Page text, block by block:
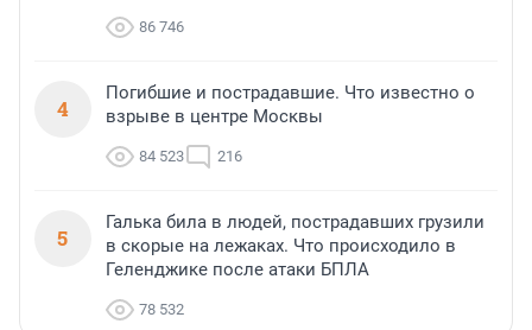
86 746
4
Погибшие и пострадавшие. Что известно о
взрыве в центре Москвы
84 523 216
5
Галька била в людей, пострадавших грузили
в скорые на лежаках. Что происходило в
Геленджике после атаки БПЛА
78 532